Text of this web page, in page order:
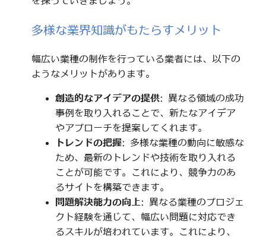
多様な業界知識がもたらすメリット
幅広い業種の制作を行っている業者には、以下の
ようなメリットがあります。
創造的なアイデアの提供: 異なる領域の成功
事例を取り入れることで、新たなアイデア
やアプローチを提案してくれます。
トレンドの把握: 多様な業種の動向に敏感な
ため、最新のトレンドや技術を取り入れる
ことが可能です。これにより、競争力のあ
るサイトを構築できます。
問題解決能力の向上: 異なる業種のプロジェ
クト経験を通じて、幅広い問題に対応でき
るスキルが培われています。これにより、